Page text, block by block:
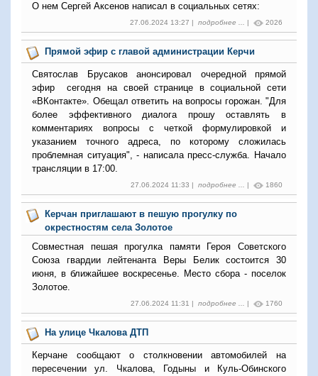
О нем Сергей Аксенов написал в социальных сетях:
27.06.2024 13:27 | подробнее ... | 2026
Прямой эфир с главой администрации Керчи
Святослав Брусаков анонсировал очередной прямой
эфир сегодня на своей странице в социальной сети
«ВКонтакте». Обещал ответить на вопросы горожан. "Для
более эффективного диалога прошу оставлять в
комментариях вопросы с четкой формулировкой и
указанием точного адреса, по которому сложилась
проблемная ситуация", - написала пресс-служба. Начало
трансляции в 17:00.
27.06.2024 11:33 | подробнее ... | 1860
Керчан приглашают в пешую прогулку по
окрестностям села Золотое
Совместная пешая прогулка памяти Героя Советского
Союза гвардии лейтенанта Веры Белик состоится 30
июня, в ближайшее воскресенье. Место сбора - поселок
Золотое.
27.06.2024 11:31 | подробнее ... | 1760
На улице Чкалова ДТП
Керчане сообщают о столкновении автомобилей на
пересечении ул. Чкалова, Годыны и Куль-Обинского